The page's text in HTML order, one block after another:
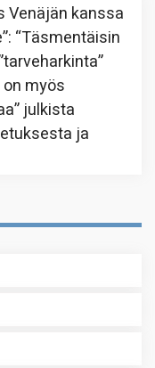
Venäjän kanssa
: “Täsmentäisin
myös
julkista
ja